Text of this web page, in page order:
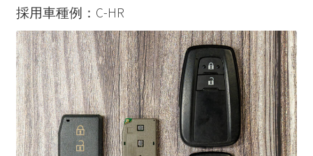
採用車種例：C-HR